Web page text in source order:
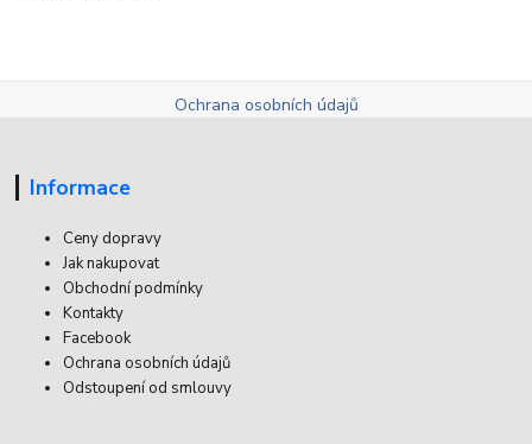
Ochrana osobních údajů
Informace
Ceny dopravy
Jak nakupovat
Obchodní podmínky
Kontakty
Facebook
Ochrana osobních údajů
Odstoupení od smlouvy